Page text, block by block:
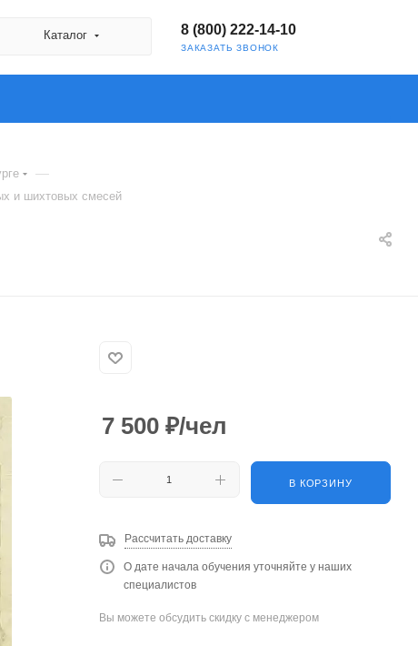
Каталог 8 (800) 222-14-10
ЗАКАЗАТЬ ЗВОНОК
—
и шихтовых смесей
7 500 ₽/чел
В КОРЗИНУ
Рассчитать доставку
О дате начала обучения уточняйте у наших
специалистов
Вы можете обсудить скидку с менеджером